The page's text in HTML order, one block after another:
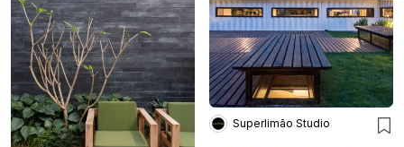
Superlimão Studio